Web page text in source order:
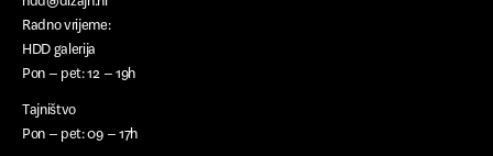
Londonski bijenale dizajna
Intervju
Radno vrijeme:
HDD galerija
Pon – pet: 12 – 19h
Tajništvo
Pon – pet: 09 – 17h